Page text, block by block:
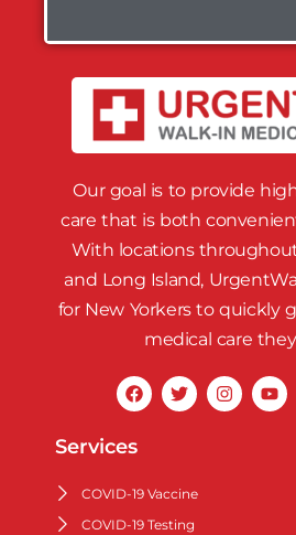
Our goal is to provide
care that is both
With locations
and Long Island,
for New Yorkers to quickly
medical care
Services
COVID-19 Vaccine
COVID-19 Testing